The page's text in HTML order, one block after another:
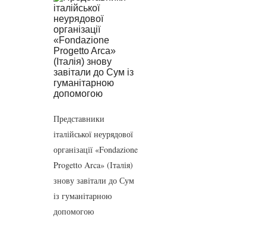
Представники
італійської неурядової
організації «Fondazione
Progetto Arca» (Італія)
знову завітали до Сум
із гуманітарною
допомогою